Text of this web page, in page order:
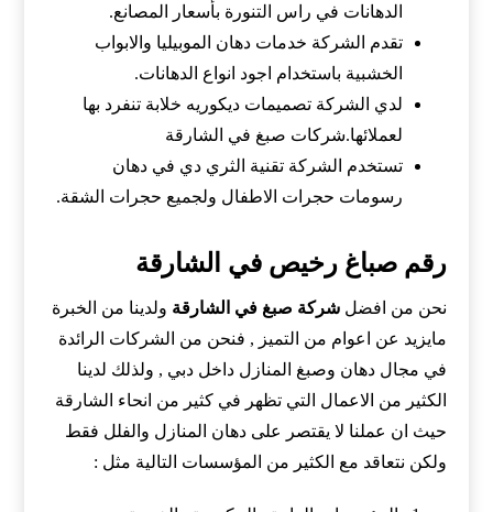
الدهانات في راس التنورة بأسعار المصانع.
تقدم الشركة خدمات دهان الموبيليا والابواب
الخشبية باستخدام اجود انواع الدهانات.
لدي الشركة تصميمات ديكوريه خلابة تنفرد بها
لعملائها.شركات صبغ في الشارقة
تستخدم الشركة تقنية الثري دي في دهان
رسومات حجرات الاطفال ولجميع حجرات الشقة.
رقم صباغ رخيص في الشارقة
نحن من افضلشركة صبغ في الشارقة ولدينا من الخبرة
مايزيد عن اعوام من التميز , فنحن من الشركات الرائدة
في مجال دهان وصبغ المنازل داخل دبي , ولذلك لدينا
الكثير من الاعمال التي تظهر في كثير من انحاء الشارقة
حيث ان عملنا لا يقتصر على دهان المنازل والفلل فقط
ولكن نتعاقد مع الكثير من المؤسسات التالية مثل :